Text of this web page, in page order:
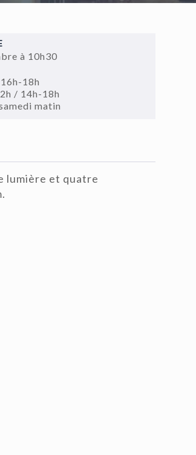
à 10h30
18h
/ 14h-18h
matin
lumière et quatre